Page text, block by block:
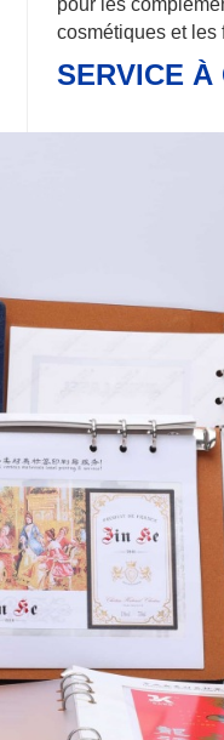
cosmétiques et les
SERVICE À